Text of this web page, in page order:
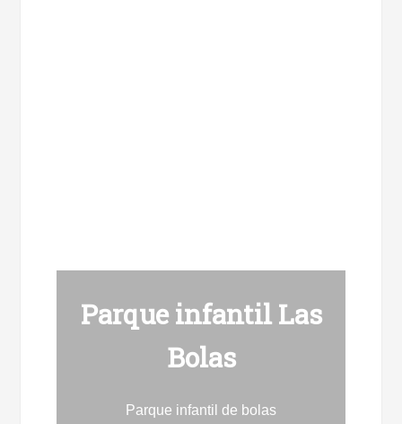
Parque infantil Las
Bolas
Parque infantil de bolas